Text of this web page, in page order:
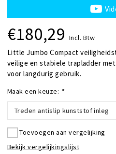
€180,29 Incl. Btw
Little Jumbo Compact
veilige en stabiele trapladder
voor langdurig gebruik.
Maak een keuze: *
Treden antislip kunststof inleg
Toevoegen aan vergelijking
Bekijk vergelijkingslijst